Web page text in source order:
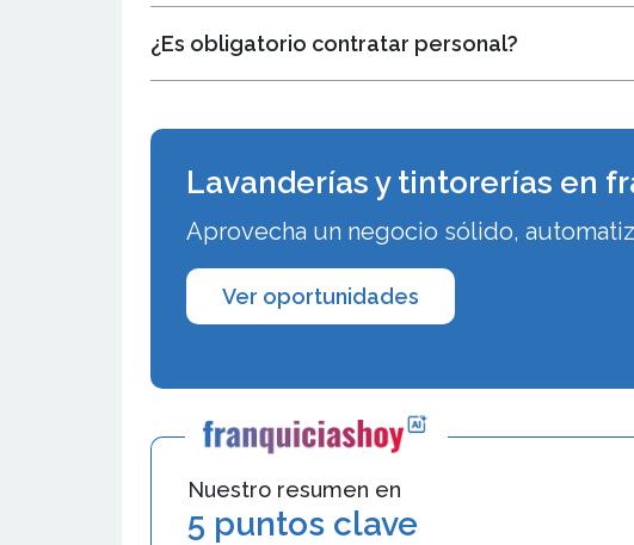
¿Es obligatorio contratar personal?
Lavanderías y tintorerías en
Aprovecha un negocio sólido,
Ver oportunidades
Nuestro resumen en
5 puntos clave